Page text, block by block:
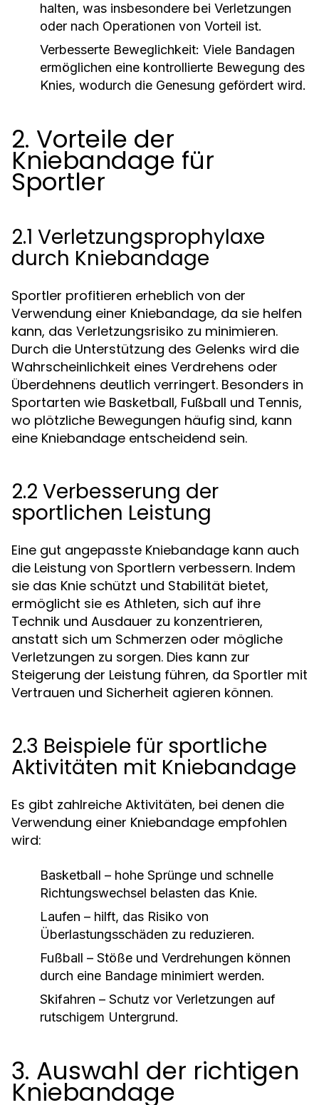
halten, was insbesondere bei Verletzungen
oder nach Operationen von Vorteil ist.
Verbesserte Beweglichkeit: Viele Bandagen
ermöglichen eine kontrollierte Bewegung des
Knies, wodurch die Genesung gefördert wird.
2. Vorteile der
Kniebandage für
Sportler
2.1 Verletzungsprophylaxe
durch Kniebandage
Sportler profitieren erheblich von der
Verwendung einer Kniebandage, da sie helfen
kann, das Verletzungsrisiko zu minimieren.
Durch die Unterstützung des Gelenks wird die
Wahrscheinlichkeit eines Verdrehens oder
Überdehnens deutlich verringert. Besonders in
Sportarten wie Basketball, Fußball und Tennis,
wo plötzliche Bewegungen häufig sind, kann
eine Kniebandage entscheidend sein.
2.2 Verbesserung der
sportlichen Leistung
Eine gut angepasste Kniebandage kann auch
die Leistung von Sportlern verbessern. Indem
sie das Knie schützt und Stabilität bietet,
ermöglicht sie es Athleten, sich auf ihre
Technik und Ausdauer zu konzentrieren,
anstatt sich um Schmerzen oder mögliche
Verletzungen zu sorgen. Dies kann zur
Steigerung der Leistung führen, da Sportler mit
Vertrauen und Sicherheit agieren können.
2.3 Beispiele für sportliche
Aktivitäten mit Kniebandage
Es gibt zahlreiche Aktivitäten, bei denen die
Verwendung einer Kniebandage empfohlen
wird:
Basketball – hohe Sprünge und schnelle
Richtungswechsel belasten das Knie.
Laufen – hilft, das Risiko von
Überlastungsschäden zu reduzieren.
Fußball – Stöße und Verdrehungen können
durch eine Bandage minimiert werden.
Skifahren – Schutz vor Verletzungen auf
rutschigem Untergrund.
3. Auswahl der richtigen
Kniebandage